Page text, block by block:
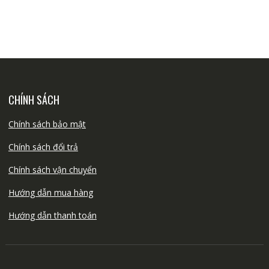
CHÍNH SÁCH
Chính sách bảo mật
Chính sách đổi trả
Chính sách vận chuyển
Hướng dẫn mua hàng
Hướng dẫn thanh toán